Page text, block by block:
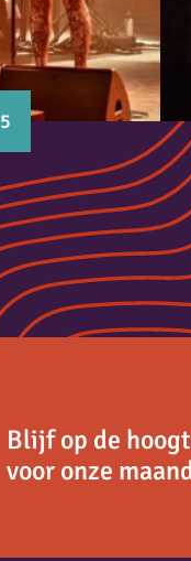
Blijf op de
voor onze